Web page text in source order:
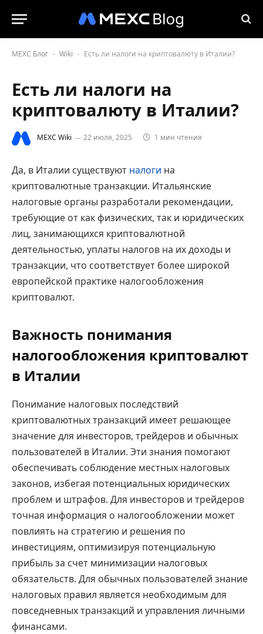
MEXC Блог - Wiki - Есть ли налоги на криптовалюту в Италии?
Есть ли налоги на
криптовалюту в Италии?
MEXC Wiki 22 июля, 2025 1 мин чтения
Да, в Италии существуют налоги на
криптовалютные транзакции. Итальянские
налоговые органы разработали рекомендации,
требующие от как физических, так и юридических
лиц, занимающихся криптовалютной
деятельностью, уплаты налогов на их доходы и
транзакции, что соответствует более широкой
европейской практике налогообложения
криптовалют.
Важность понимания
налогообложения криптовалют
в Италии
Понимание налоговых последствий
криптовалютных транзакций имеет решающее
значение для инвесторов, трейдеров и обычных
пользователей в Италии. Эти знания помогают
обеспечивать соблюдение местных налоговых
законов, избегая потенциальных юридических
проблем и штрафов. Для инвесторов и трейдеров
точная информация о налогообложении может
повлиять на стратегию и решения по
инвестициям, оптимизируя потенциальную
прибыль за счет минимизации налоговых
обязательств. Для обычных пользователей знание
налоговых правил является необходимым для
повседневных транзакций и управления личными
финансами.